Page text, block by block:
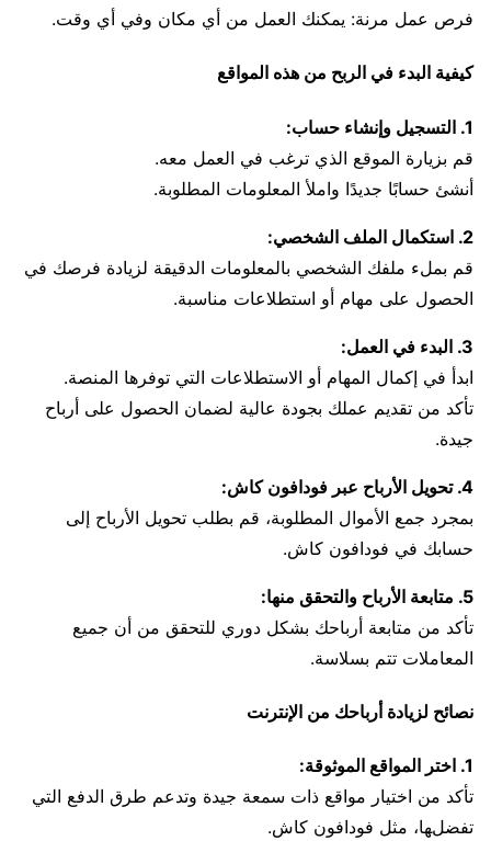
فرص عمل مرنة: يمكنك العمل من أي مكان وفي أي وقت.
كيفية البدء في الربح من هذه المواقع
1. التسجيل وإنشاء حساب:
قم بزيارة الموقع الذي ترغب في العمل معه.
أنشئ حسابًا جديدًا واملأ المعلومات المطلوبة.
2. استكمال الملف الشخصي:
قم بملء ملفك الشخصي بالمعلومات الدقيقة لزيادة فرصك في
الحصول على مهام أو استطلاعات مناسبة.
3. البدء في العمل:
ابدأ في إكمال المهام أو الاستطلاعات التي توفرها المنصة.
تأكد من تقديم عملك بجودة عالية لضمان الحصول على أرباح
جيدة.
4. تحويل الأرباح عبر فودافون كاش:
بمجرد جمع الأموال المطلوبة، قم بطلب تحويل الأرباح إلى
حسابك في فودافون كاش.
5. متابعة الأرباح والتحقق منها:
تأكد من متابعة أرباحك بشكل دوري للتحقق من أن جميع
المعاملات تتم بسلاسة.
نصائح لزيادة أرباحك من الإنترنت
1. اختر المواقع الموثوقة:
تأكد من اختيار مواقع ذات سمعة جيدة وتدعم طرق الدفع التي
تفضلها، مثل فودافون كاش.